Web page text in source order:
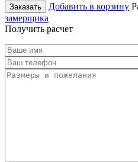
Заказать Добавить в корзину
замерщика
Получить расчет